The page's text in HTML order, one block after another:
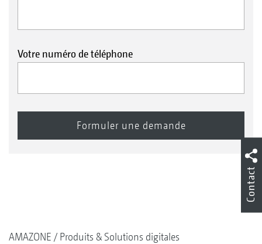
Votre numéro de téléphone
AMAZONE
Produits & Solutions digitales
Contact